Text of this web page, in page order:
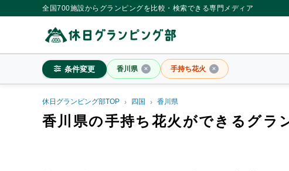
全国700施設からグランピングを比較・検索できる専門メディア
条件変更 香川県 手持ち花火
香川県
休日グランピング部TOP 四国 香川県
香川県の手持ち花火ができるグラ